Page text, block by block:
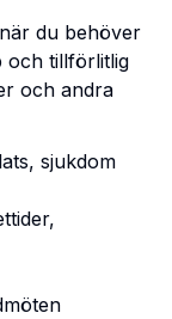
du behöver
och tillförlitlig
och andra
sjukdom